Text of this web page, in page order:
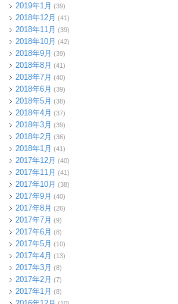
2019年1月 (39)
2018年12月 (41)
2018年11月 (39)
2018年10月 (42)
2018年9月 (39)
2018年8月 (41)
2018年7月 (40)
2018年6月 (39)
2018年5月 (38)
2018年4月 (37)
2018年3月 (39)
2018年2月 (36)
2018年1月 (41)
2017年12月 (40)
2017年11月 (41)
2017年10月 (38)
2017年9月 (40)
2017年8月 (26)
2017年7月 (9)
2017年6月 (8)
2017年5月 (10)
2017年4月 (13)
2017年3月 (8)
2017年2月 (7)
2017年1月 (8)